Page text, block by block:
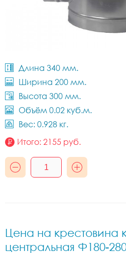
Длина 340 мм.
Ширина 200 мм.
Высота 300 мм.
Объём 0.02 куб.м.
Вес: 0.928 кг.
Итого: 2155 руб.
Цена на крестовина
центральная Ф180-